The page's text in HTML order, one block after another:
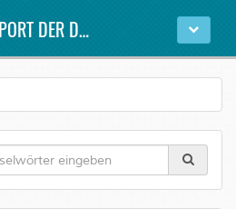
SUPPORT DER DAWESYS GMBH